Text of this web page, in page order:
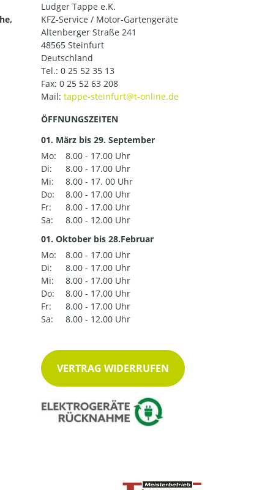
Ludger Tappe e.K.
KFZ-Service / Motor-Gartengeräte
Altenberger Straße 241
48565 Steinfurt
Deutschland
Tel.: 0 25 52 35 13
Fax: 0 25 52 63 208
Mail:
ÖFFNUNGSZEITEN
01. März bis 29. September
Mo:
8.00 - 17.00 Uhr
Di:
8.00 - 17.00 Uhr
Mi:
8.00 - 17. 00 Uhr
Do:
8.00 - 17.00 Uhr
Fr:
8.00 - 17.00 Uhr
Sa:
8.00 - 12.00 Uhr
01. Oktober bis 28.Februar
Mo:
8.00 - 17.00 Uhr
Di:
8.00 - 17.00 Uhr
Mi:
8.00 - 17.00 Uhr
Do:
8.00 - 17.00 Uhr
Fr:
8.00 - 17.00 Uhr
Sa:
8.00 - 12.00 Uhr
VERTRAG WIDERRUFEN